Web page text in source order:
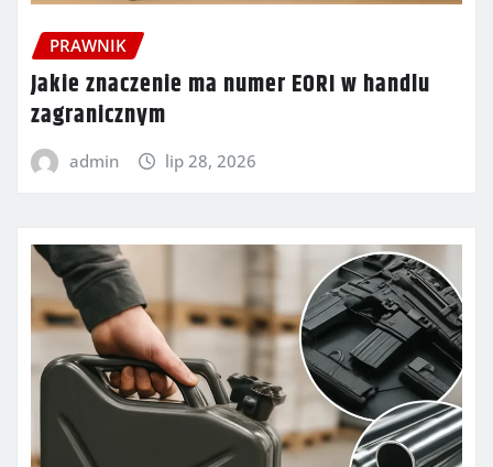
PRAWNIK
Jakie znaczenie ma numer EORI w handlu
zagranicznym
admin lip 28, 2026